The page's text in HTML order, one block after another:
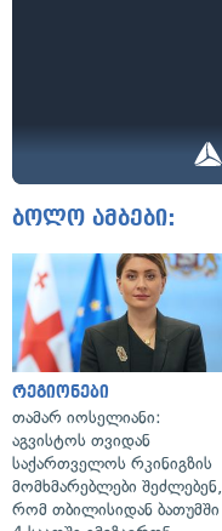
ბოლო ამბები:
რეგიონები
თამარ იოსელიანი:
აგვისტოს თვიდან
საქართველოს რკინიგზის
მომხმარებლები შეძლებენ,
რომ თბილისიდან ბათუმში